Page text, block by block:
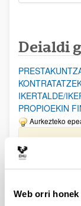
Web orri
Deialdi
IKERTALDE/
PROPIOEKIN
Aurkezteko
ESKAERAK
UPV/EHUn
Izapide irekia